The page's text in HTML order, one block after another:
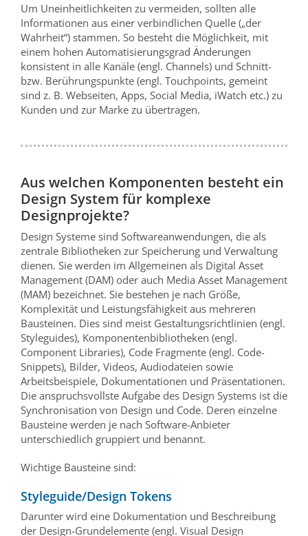
Um Uneinheitlichkeiten zu vermeiden, sollten alle
Informationen aus einer verbindlichen Quelle („der
Wahrheit“) stammen. So besteht die Möglichkeit, mit
einem hohen Automatisierungsgrad Änderungen
konsistent in alle Kanäle (engl. Channels) und Schnitt-
bzw. Berührungspunkte (engl. Touchpoints, gemeint
sind z. B. Webseiten, Apps, Social Media, iWatch etc.) zu
Kunden und zur Marke zu übertragen.
Aus welchen Komponenten besteht ein
Design System für komplexe
Designprojekte?
Design Systeme sind Softwareanwendungen, die als
zentrale Bibliotheken zur Speicherung und Verwaltung
dienen. Sie werden im Allgemeinen als Digital Asset
Management (DAM) oder auch Media Asset Management
(MAM) bezeichnet. Sie bestehen je nach Größe,
Komplexität und Leistungsfähigkeit aus mehreren
Bausteinen. Dies sind meist Gestaltungsrichtlinien (engl.
Styleguides), Komponentenbibliotheken (engl.
Component Libraries), Code Fragmente (engl. Code-
Snippets), Bilder, Videos, Audiodateien sowie
Arbeitsbeispiele, Dokumentationen und Präsentationen.
Die anspruchsvollste Aufgabe des Design Systems ist die
Synchronisation von Design und Code. Deren einzelne
Bausteine werden je nach Software-Anbieter
unterschiedlich gruppiert und benannt.
Wichtige Bausteine sind:
Styleguide/Design Tokens
Darunter wird eine Dokumentation und Beschreibung
der Design-Grundelemente (engl. Visual Design